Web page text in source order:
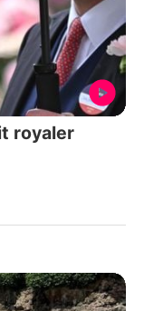
royaler